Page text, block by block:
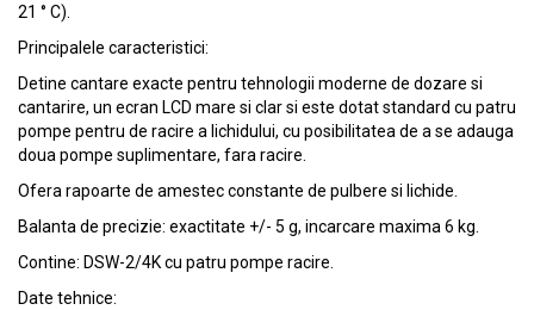
21 ° C).
Principalele caracteristici:
Detine cantare exacte pentru tehnologii moderne de dozare si
cantarire, un ecran LCD mare si clar si este dotat standard cu patru
pompe pentru de racire a lichidului, cu posibilitatea de a se adauga
doua pompe suplimentare, fara racire.
Ofera rapoarte de amestec constante de pulbere si lichide.
Balanta de precizie: exactitate +/- 5 g, incarcare maxima 6 kg.
Contine: DSW-2/4K cu patru pompe racire.
Date tehnice: